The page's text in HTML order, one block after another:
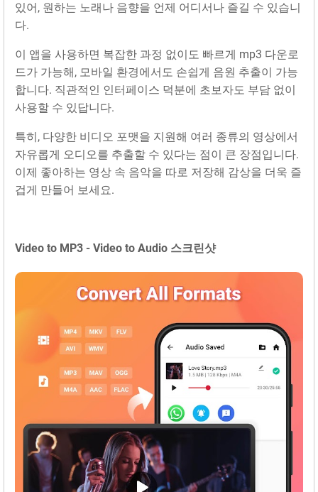
있어, 원하는 노래나 음향을 언제 어디서나 즐길 수 있습니
다.
이 앱을 사용하면 복잡한 과정 없이도 빠르게 mp3 다운로
드가 가능해, 모바일 환경에서도 손쉽게 음원 추출이 가능
합니다. 직관적인 인터페이스 덕분에 초보자도 부담 없이
사용할 수 있답니다.
특히, 다양한 비디오 포맷을 지원해 여러 종류의 영상에서
자유롭게 오디오를 추출할 수 있다는 점이 큰 장점입니다.
이제 좋아하는 영상 속 음악을 따로 저장해 감상을 더욱 즐
겁게 만들어 보세요.
Video to MP3 - Video to Audio 스크린샷